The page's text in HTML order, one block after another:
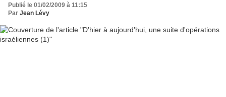
Publié le 01/02/2009 à 11:15
Par Jean Lévy